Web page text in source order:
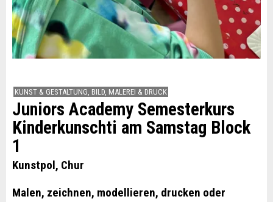
KUNST & GESTALTUNG, BILD, MALEREI & DRUCK
Juniors Academy Semesterkurs
Kinderkunschti am Samstag Block
1
Kunstpol, Chur
Malen, zeichnen, modellieren, drucken oder